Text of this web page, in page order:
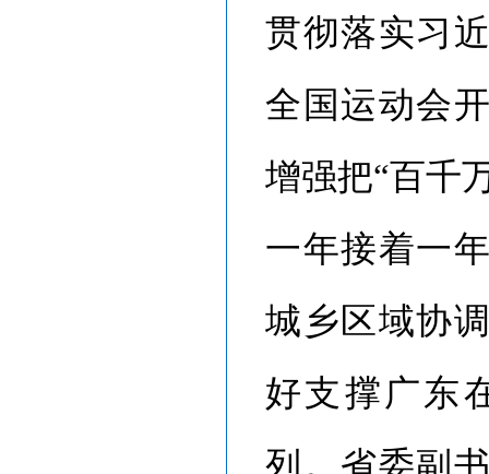
贯彻落实习
全国运动会
增强把“百千
一年接着一
城乡区域协
好支撑广东
列。省委副